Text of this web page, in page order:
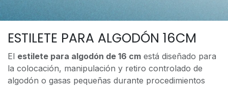
ESTILETE PARA ALGODÓN 16CM
El estilete para algodón de 16 cm está diseñado para
la colocación, manipulación y retiro controlado de
algodón o gasas pequeñas durante procedimientos